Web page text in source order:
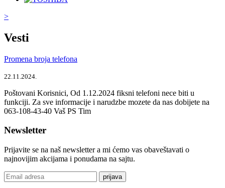
>
Vesti
Promena broja telefona
22.11.2024.
Poštovani Korisnici, Od 1.12.2024 fiksni telefoni nece biti u
funkciji. Za sve informacije i narudzbe mozete da nas dobijete na
063-108-43-40 Vaš PS Tim
Newsletter
Prijavite se na naš newsletter a mi ćemo vas obaveštavati o
najnovijim akcijama i ponudama na sajtu.
prijava